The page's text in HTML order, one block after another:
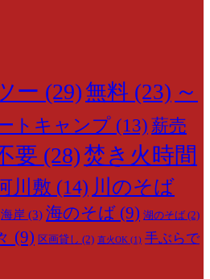
ー (29)無料 (23) ～
トキャンプ (13) 薪売
要 (28)焚き火時間
川敷 (14) 川のそば
海岸 (3) 海のそば (9) 湖のそば (2)
(9) 区画貸し (2) 直火OK (1) 手ぶらで